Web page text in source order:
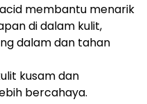
membantu menarik
di dalam kulit,
dalam dan tahan
kusam dan
bercahaya.